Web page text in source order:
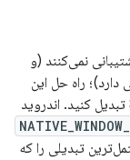
نمی‌کنند (و
دارد)؛ راه حل این
است که بافر را قبل از رسیدن به SurfaceFlinger تبدیل کنید. اندروید
تبدیلی را که